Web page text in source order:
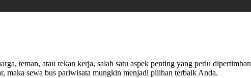
teman, atau rekan kerja, salah satu aspek penting yang perlu
maka sewa bus pariwisata mungkin menjadi pilihan terbaik Anda.